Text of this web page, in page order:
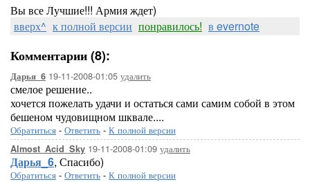
Вы все Лучшие!!! Армия ждет)
вверх^ к полной версии понравилось! в evernote
Комментарии (8):
Дарья_6 19-11-2008-01:05 удалить
смелое решение..
хочется пожелать удачи и остаться сами самим собой в этом
бешеном чудовищном шквале....
Обратиться - Ответить - К полной версии
Almost_Acid_Sky 19-11-2008-01:09 удалить
Дарья_6, Спасибо)
Обратиться - Ответить - К полной версии